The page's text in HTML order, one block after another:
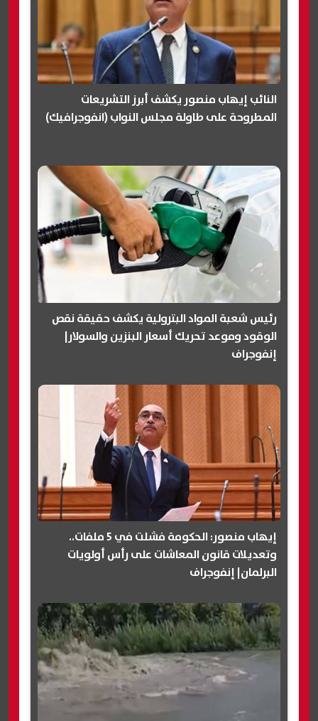
النائب إيهاب منصور يكشف أبرز التشريعات
المطروحة على طاولة مجلس النواب (انفوجرافيك)
رئيس شعبة المواد البترولية يكشف حقيقة نقص
الوقود وموعد تحريك أسعار البنزين والسولار|
إنفوجراف
إيهاب منصور: الحكومة فشلت في 5 ملفات..
وتعديلات قانون المعاشات على رأس أولويات
البرلمان| إنفوجراف